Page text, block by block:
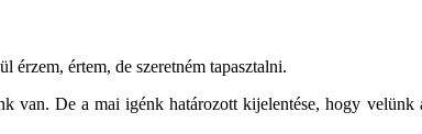
érzem, értem, de szeretném tapasztalni.
De a mai igénk határozott kijelentése, hogy velünk